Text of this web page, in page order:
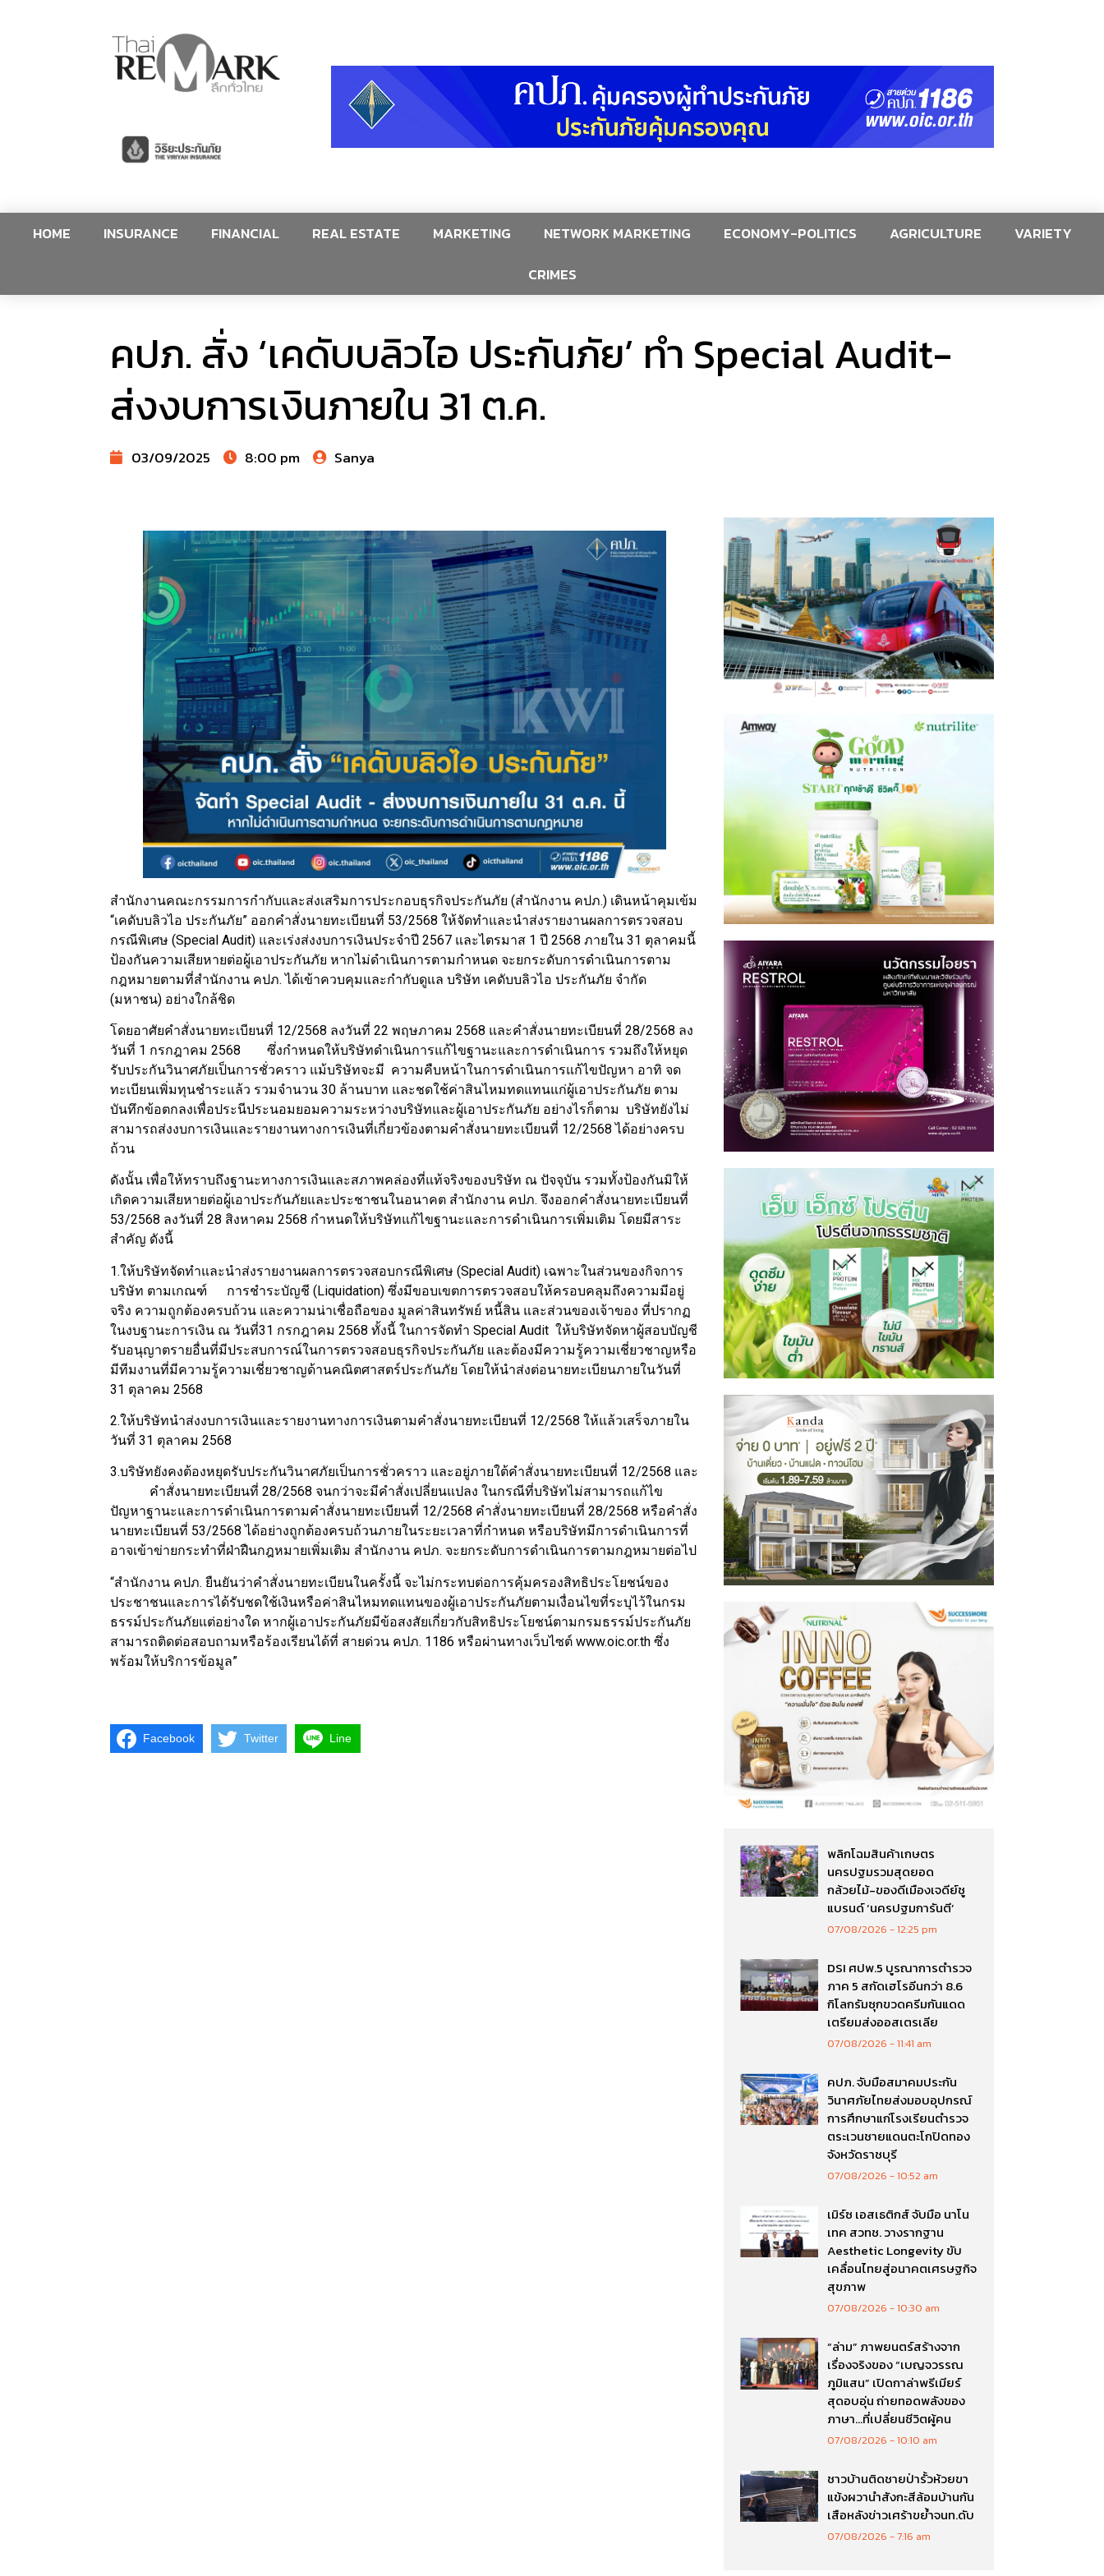
HOME INSURANCE FINANCIAL REAL ESTATE MARKETING NETWORK MARKETING ECONOMY-POLITICS AGRICULTURE
VARIETY
CRIMES
คปภ. สั่ง ‘เคดับบลิวไอ ประกันภัย’ ทำ Special Audit-
ส่งงบการเงินภายใน 31 ต.ค.
03/09/2025 8:00 pm Sanya
สำนักงานคณะกรรมการกำกับและส่งเสริมการประกอบธุรกิจประกันภัย (สำนักงาน คปภ.) เดินหน้าคุมเข้ม
“เคดับบลิวไอ ประกันภัย” ออกคำสั่งนายทะเบียนที่ 53/2568 ให้จัดทำและนำส่งรายงานผลการตรวจสอบ
กรณีพิเศษ (Special Audit) และเร่งส่งงบการเงินประจำปี 2567 และไตรมาส 1 ปี 2568 ภายใน 31 ตุลาคมนี้
ป้องกันความเสียหายต่อผู้เอาประกันภัย หากไม่ดำเนินการตามกำหนด จะยกระดับการดำเนินการตาม
กฎหมายตามที่สำนักงาน คปภ. ได้เข้าควบคุมและกำกับดูแล บริษัท เคดับบลิวไอ ประกันภัย จำกัด
(มหาชน) อย่างใกล้ชิด
โดยอาศัยคำสั่งนายทะเบียนที่ 12/2568 ลงวันที่ 22 พฤษภาคม 2568 และคำสั่งนายทะเบียนที่ 28/2568 ลง
วันที่ 1 กรกฎาคม 2568 ซึ่งกำหนดให้บริษัทดำเนินการแก้ไขฐานะและการดำเนินการ รวมถึงให้หยุด
รับประกันวินาศภัยเป็นการชั่วคราว แม้บริษัทจะมี ความคืบหน้าในการดำเนินการแก้ไขปัญหา อาทิ จด
ทะเบียนเพิ่มทุนชำระแล้ว รวมจำนวน 30 ล้านบาท และชดใช้ค่าสินไหมทดแทนแก่ผู้เอาประกันภัย ตาม
บันทึกข้อตกลงเพื่อประนีประนอมยอมความระหว่างบริษัทและผู้เอาประกันภัย อย่างไรก็ตาม บริษัทยังไม่
สามารถส่งงบการเงินและรายงานทางการเงินที่เกี่ยวข้องตามคำสั่งนายทะเบียนที่ 12/2568 ได้อย่างครบ
ถ้วน
ดังนั้น เพื่อให้ทราบถึงฐานะทางการเงินและสภาพคล่องที่แท้จริงของบริษัท ณ ปัจจุบัน รวมทั้งป้องกันมิให้
เกิดความเสียหายต่อผู้เอาประกันภัยและประชาชนในอนาคต สำนักงาน คปภ. จึงออกคำสั่งนายทะเบียนที่
53/2568 ลงวันที่ 28 สิงหาคม 2568 กำหนดให้บริษัทแก้ไขฐานะและการดำเนินการเพิ่มเติม โดยมีสาระ
สำคัญ ดังนี้
1.ให้บริษัทจัดทำและนำส่งรายงานผลการตรวจสอบกรณีพิเศษ (Special Audit) เฉพาะในส่วนของกิจการ
บริษัท ตามเกณฑ์ การชำระบัญชี (Liquidation) ซึ่งมีขอบเขตการตรวจสอบให้ครอบคลุมถึงความมีอยู่
จริง ความถูกต้องครบถ้วน และความน่าเชื่อถือของ มูลค่าสินทรัพย์ หนี้สิน และส่วนของเจ้าของ ที่ปรากฏ
ในงบฐานะการเงิน ณ วันที่31 กรกฎาคม 2568 ทั้งนี้ ในการจัดทำ Special Audit ให้บริษัทจัดหาผู้สอบบัญชี
รับอนุญาตรายอื่นที่มีประสบการณ์ในการตรวจสอบธุรกิจประกันภัย และต้องมีความรู้ความเชี่ยวชาญหรือ
มีทีมงานที่มีความรู้ความเชี่ยวชาญด้านคณิตศาสตร์ประกันภัย โดยให้นำส่งต่อนายทะเบียนภายในวันที่
31 ตุลาคม 2568
2.ให้บริษัทนำส่งงบการเงินและรายงานทางการเงินตามคำสั่งนายทะเบียนที่ 12/2568 ให้แล้วเสร็จภายใน
วันที่ 31 ตุลาคม 2568
3.บริษัทยังคงต้องหยุดรับประกันวินาศภัยเป็นการชั่วคราว และอยู่ภายใต้คำสั่งนายทะเบียนที่ 12/2568 และ
คำสั่งนายทะเบียนที่ 28/2568 จนกว่าจะมีคำสั่งเปลี่ยนแปลง ในกรณีที่บริษัทไม่สามารถแก้ไข
ปัญหาฐานะและการดำเนินการตามคำสั่งนายทะเบียนที่ 12/2568 คำสั่งนายทะเบียนที่ 28/2568 หรือคำสั่ง
นายทะเบียนที่ 53/2568 ได้อย่างถูกต้องครบถ้วนภายในระยะเวลาที่กำหนด หรือบริษัทมีการดำเนินการที่
อาจเข้าข่ายกระทำที่ฝ่าฝืนกฎหมายเพิ่มเติม สำนักงาน คปภ. จะยกระดับการดำเนินการตามกฎหมายต่อไป
“สำนักงาน คปภ. ยืนยันว่าคำสั่งนายทะเบียนในครั้งนี้ จะไม่กระทบต่อการคุ้มครองสิทธิประโยชน์ของ
ประชาชนและการได้รับชดใช้เงินหรือค่าสินไหมทดแทนของผู้เอาประกันภัยตามเงื่อนไขที่ระบุไว้ในกรม
ธรรม์ประกันภัยแต่อย่างใด หากผู้เอาประกันภัยมีข้อสงสัยเกี่ยวกับสิทธิประโยชน์ตามกรมธรรม์ประกันภัย
สามารถติดต่อสอบถามหรือร้องเรียนได้ที่ สายด่วน คปภ. 1186 หรือผ่านทางเว็บไซต์ www.oic.or.th ซึ่ง
พร้อมให้บริการข้อมูล”
Facebook Twitter Line
พลิกโฉมสินค้าเกษตร
นครปฐมรวมสุดยอด
กล้วยไม้-ของดีเมืองเจดีย์ชู
แบรนด์ ‘นครปฐมการันตี’
07/08/2026 12:25 pm
DSI ศปพ.5 บูรณาการตำรวจ
ภาค 5 สกัดเฮโรอีนกว่า 8.6
กิโลกรัมซุกขวดครีมกันแดด
เตรียมส่งออสเตรเลีย
07/08/2026 11:41 am
คปภ. จับมือสมาคมประกัน
วินาศภัยไทยส่งมอบอุปกรณ์
การศึกษาแก่โรงเรียนตำรวจ
ตระเวนชายแดนตะโกปิดทอง
จังหวัดราชบุรี
07/08/2026 10:52 am
เมิร์ซ เอสเธติกส์ จับมือ นาโน
เทค สวทช. วางรากฐาน
Aesthetic Longevity ขับ
เคลื่อนไทยสู่อนาคตเศรษฐกิจ
สุขภาพ
07/08/2026 10:30 am
“ล่าม” ภาพยนตร์สร้างจาก
เรื่องจริงของ “เบญจวรรณ
ภูมิแสน” เปิดกาล่าพรีเมียร์
สุดอบอุ่น ถ่ายทอดพลังของ
ภาษา…ที่เปลี่ยนชีวิตผู้คน
07/08/2026 10:10 am
ชาวบ้านติดชายป่ารั้วห้วยขา
แข้งผวานำสังกะสีล้อมบ้านกัน
เสือหลังข่าวเศร้าขย้ำจนท.ดับ
07/08/2026 7:16 am